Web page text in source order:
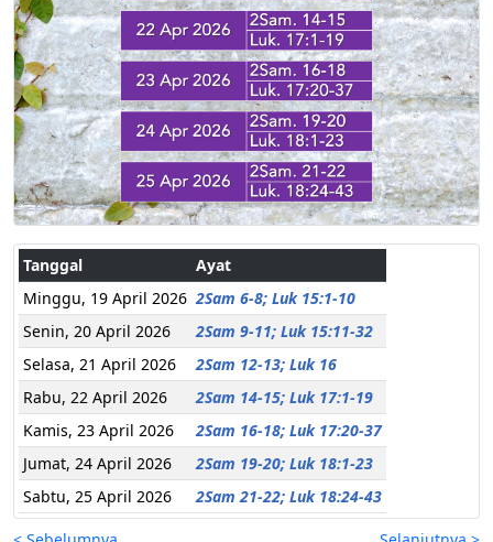
Tanggal
Ayat
Minggu, 19 April 2026 2Sam 6-8; Luk 15:1-10
Senin, 20 April 2026
2Sam 9-11; Luk 15:11-32
Selasa, 21 April 2026
2Sam 12-13; Luk 16
Rabu, 22 April 2026
2Sam 14-15; Luk 17:1-19
Kamis, 23 April 2026
2Sam 16-18; Luk 17:20-37
Jumat, 24 April 2026
2Sam 19-20; Luk 18:1-23
Sabtu, 25 April 2026
2Sam 21-22; Luk 18:24-43